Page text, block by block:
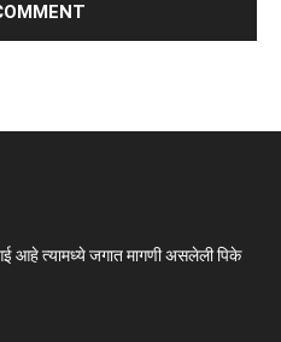
आहे त्यामध्ये जगात मागणी असलेली पिके